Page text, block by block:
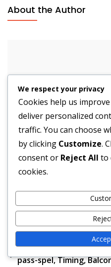
About the Author
Derek
Een gepassioneerde
het bestuderen van de
formaties. Met een
liefde voor het spel
innovatieve tactieken
graag over de evolutie
begeleidt hij
Post
navigation
Aanpassing van de
pass-spel, Timing,
We respect your privacy
Cookies help us
deliver personalized
traffic. You can choose
by clicking Customize.
consent or Reject All to
cookies.